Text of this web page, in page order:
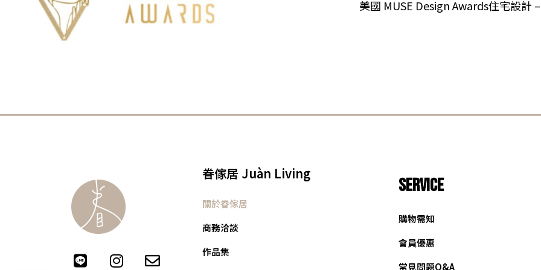
美國 MUSE Design Awards住宅設計
眷傢居 Juàn Living
關於眷傢居
商務洽談
作品集
SERVICE
購物需知
會員優惠
常見問題Q&A